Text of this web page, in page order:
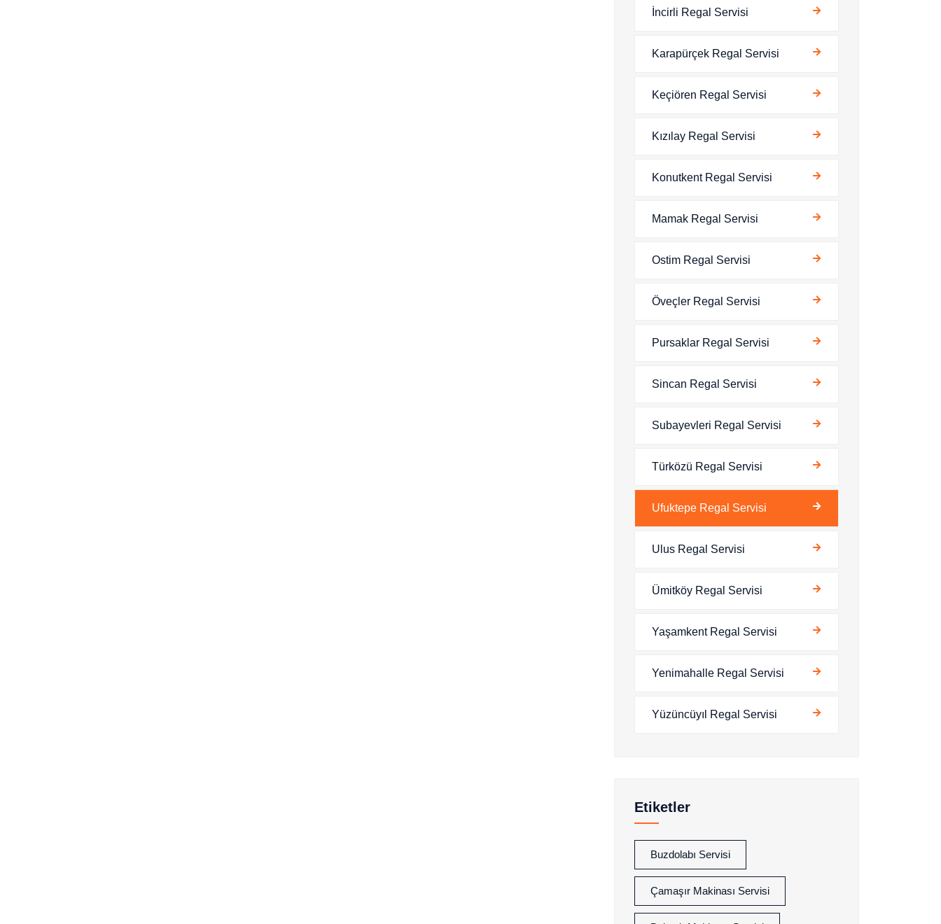
İncirli Regal Servisi
Karapürçek Regal Servisi
Keçiören Regal Servisi
Kızılay Regal Servisi
Konutkent Regal Servisi
Mamak Regal Servisi
Ostim Regal Servisi
Öveçler Regal Servisi
Pursaklar Regal Servisi
Sincan Regal Servisi
Subayevleri Regal Servisi
Türközü Regal Servisi
Ufuktepe Regal Servisi
Ulus Regal Servisi
Ümitköy Regal Servisi
Yaşamkent Regal Servisi
Yenimahalle Regal Servisi
Yüzüncüyıl Regal Servisi
Etiketler
Buzdolabı Servisi
Çamaşır Makinası Servisi